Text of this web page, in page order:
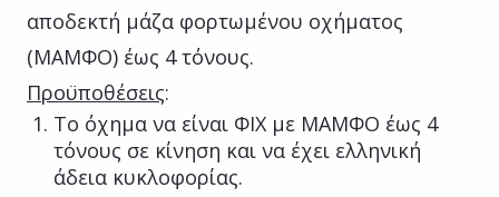
αποδεκτή μάζα φορτωμένου οχήματος
(ΜΑΜΦΟ) έως 4 τόνους.
Προϋποθέσεις:
Το όχημα να είναι ΦΙΧ με ΜΑΜΦΟ έως 4
τόνους σε κίνηση και να έχει ελληνική
άδεια κυκλοφορίας.